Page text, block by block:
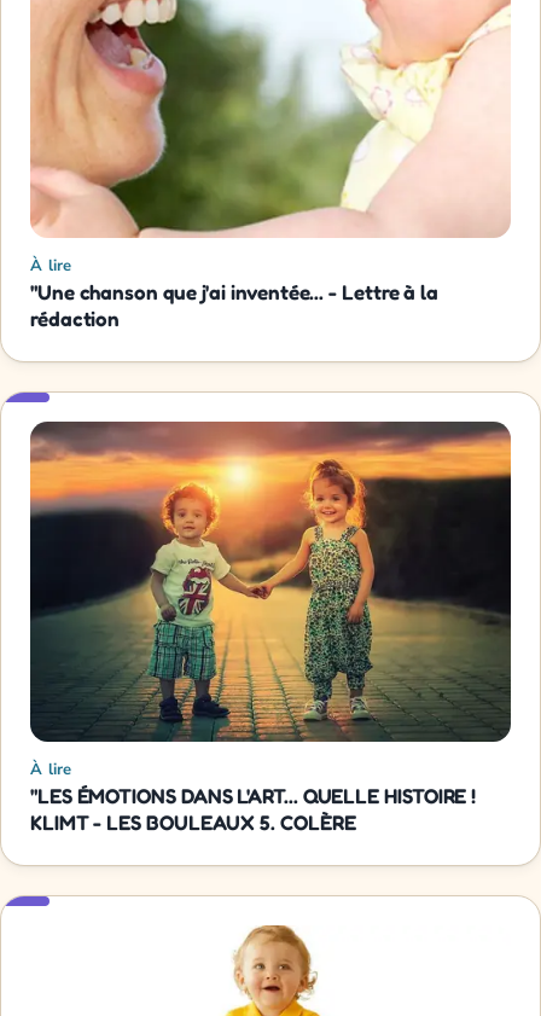
À lire
"Une chanson que j'ai inventée... - Lettre à la
rédaction
À lire
"LES ÉMOTIONS DANS L'ART... QUELLE HISTOIRE !
KLIMT - LES BOULEAUX 5. COLÈRE